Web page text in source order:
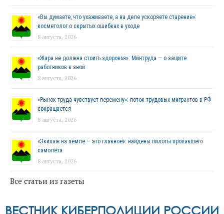
«Вы думаете, что ухаживаете, а на деле ускоряете старение»:
косметолог о скрытых ошибках в уходе
8 августа, 2026
«Жара не должна стоить здоровья»: Минтруда — о защите
работников в зной
8 августа, 2026
«Рынок труда чувствует перемену»: поток трудовых мигрантов в РФ
сокращается
8 августа, 2026
«Экипаж на земле — это главное»: найдены пилоты пропавшего
самолёта
8 августа, 2026
Все статьи из газеты
ВЕСТНИК КИБЕРПОЛИЦИИ РОССИИ